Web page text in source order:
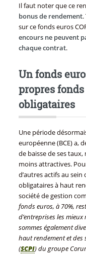
Il faut noter que ce
bonus de rendement.
sur ce fonds euros
encours ne peuvent
chaque contrat.
Un fonds
propres
obligataires
Une période
européenne (BCE) a,
de baisse de ses
moins attractives.
d’autres actifs au
obligataires à haut
société de gestion
fonds euros, à 70%,
d’entreprises les
sommes également
haut rendement et des
(SCPI) du groupe